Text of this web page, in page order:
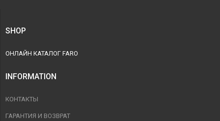
SHOP
ОНЛАЙН КАТАЛОГ FARO
INFORMATION
КОНТАКТЫ
ГАРАНТИЯ И ВОЗВРАТ